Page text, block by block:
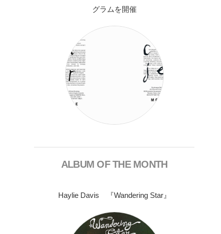
グラムを開催
ALBUM OF THE MONTH
Haylie Davis 『Wandering Star』